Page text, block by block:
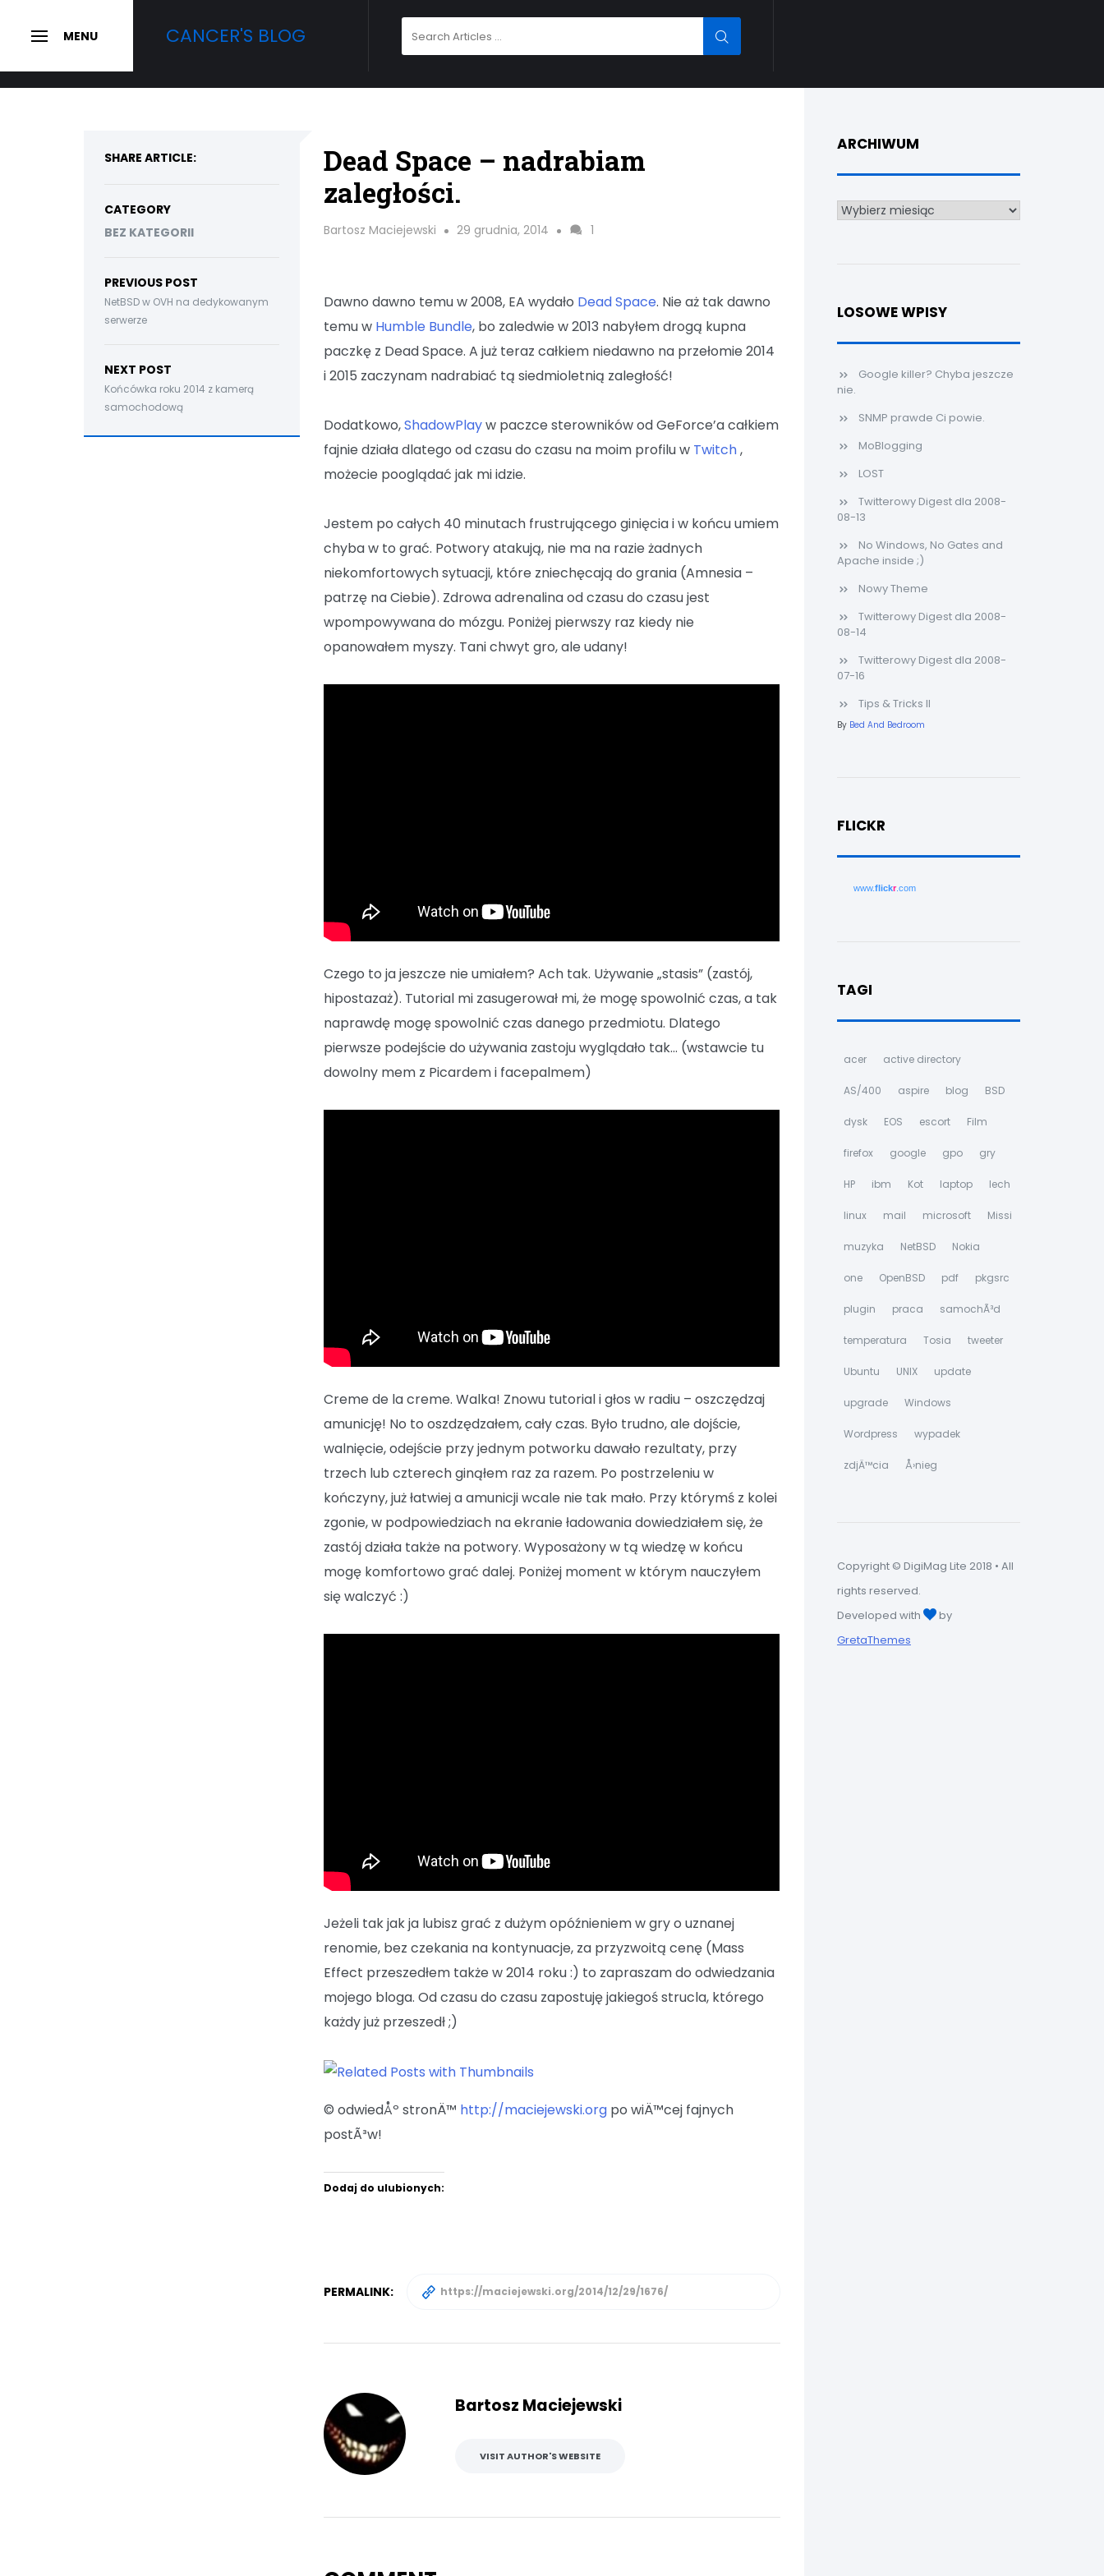
SLIDE MENU CANCER'S BLOG
for:
SEARCH
SHARE ARTICLE:
CATEGORY
BEZ KATEGORII
PREVIOUS POST
NetBSD w OVH na dedykowanym
serwerze
NEXT POST
Końcówka roku 2014 z kamerą
samochodową
Dead Space – nadrabiam
zaległości.
Bartosz Maciejewski 29 grudnia, 2014 1
Dawno dawno temu w 2008, EA wydało Dead Space. Nie aż tak dawno
temu w Humble Bundle, bo zaledwie w 2013 nabyłem drogą kupna
paczkę z Dead Space. A już teraz całkiem niedawno na przełomie 2014
i 2015 zaczynam nadrabiać tą siedmioletnią zaległość!
Dodatkowo,ShadowPlayw paczce sterowników od GeForce’a całkiem
fajnie działa dlatego od czasu do czasu na moim profilu w Twitch,
możecie pooglądać jak mi idzie.
Jestem po całych 40 minutach frustrującego ginięcia i w końcu umiem
chyba w to grać. Potwory atakują, nie ma na razie żadnych
niekomfortowych sytuacji, które zniechęcają do grania (Amnesia –
patrzę na Ciebie). Zdrowa adrenalina od czasu do czasu jest
wpompowywana do mózgu. Poniżej pierwszy raz kiedy nie
opanowałem myszy. Tani chwyt gro, ale udany!
Czego to ja jeszcze nie umiałem? Ach tak. Używanie „stasis” (zastój,
hipostazaż). Tutorial mi zasugerował mi, że mogę spowolnić czas, a tak
naprawdę mogę spowolnić czas danego przedmiotu. Dlatego
pierwsze podejście do używania zastoju wyglądało tak… (wstawcie tu
dowolny mem z Picardem i facepalmem)
Creme de la creme. Walka! Znowu tutorial i głos w radiu – oszczędzaj
amunicję! No to oszdzędzałem, cały czas. Było trudno, ale dojście,
walnięcie, odejście przy jednym potworku dawało rezultaty, przy
trzech lub czterech ginąłem raz za razem. Po postrzeleniu w
kończyny, już łatwiej a amunicji wcale nie tak mało. Przy którymś z kolei
zgonie, w podpowiedziach na ekranie ładowania dowiedziałem się, że
zastój działa także na potwory. Wyposażony w tą wiedzę w końcu
mogę komfortowo grać dalej. Poniżej moment w którym nauczyłem
się walczyć :)
Jeżeli tak jak ja lubisz grać z dużym opóźnieniem w gry o uznanej
renomie, bez czekania na kontynuacje, za przyzwoitą cenę (Mass
Effect przeszedłem także w 2014 roku :) to zapraszam do odwiedzania
mojego bloga. Od czasu do czasu zapostuję jakiegoś strucla, którego
każdy już przeszedł ;)
© odwiedÅº stronÄ™ http://maciejewski.org po wiÄ™cej fajnych
postÃ³w!
Dodaj do ulubionych:
PERMALINK:
Bartosz Maciejewski
VISIT AUTHOR'S WEBSITE
ARCHIWUM
Archiwum
LOSOWE WPISY
Google killer? Chyba jeszcze
nie.
SNMP prawde Ci powie.
MoBlogging
LOST
Twitterowy Digest dla 2008-
08-13
No Windows, No Gates and
Apache inside ;)
Nowy Theme
Twitterowy Digest dla 2008-
08-14
Twitterowy Digest dla 2008-
07-16
Tips & Tricks II
By Bed And Bedroom
FLICKR
www.flickr .com
TAGI
acer active directory
AS/400 aspire blog BSD
dysk EOS escort Film
firefox google gpo gry
HP ibm Kot laptop lech
linux mail microsoft Missi
muzyka NetBSD Nokia
one OpenBSD pdf pkgsrc
plugin praca samochÃ³d
temperatura Tosia tweeter
Ubuntu UNIX update
upgrade Windows
Wordpress wypadek
zdjÄ™cia Å›nieg
Copyright © DigiMag Lite 2018 • All
rights reserved.
Developed with
by
GretaThemes